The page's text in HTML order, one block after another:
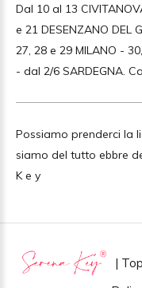
Dal 10 al 13
e 21 DESENZANO DEL
27, 28 e 29 MILANO -
- dal 2/6 SARDEGNA.
Possiamo prenderci la
siamo del tutto ebbre
K e y
|